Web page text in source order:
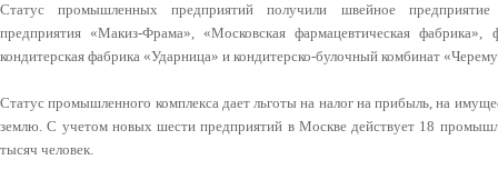
Статус промышленных предприятий получили швейное
предприятия «Макиз-Фрама», «Московская фармацевтическая
кондитерская фабрика «Ударница» и кондитерско-булочный комбинат
Статус промышленного комплекса дает льготы на налог на прибыль, на
землю. С учетом новых шести предприятий в Москве действует 18
тысяч человек.